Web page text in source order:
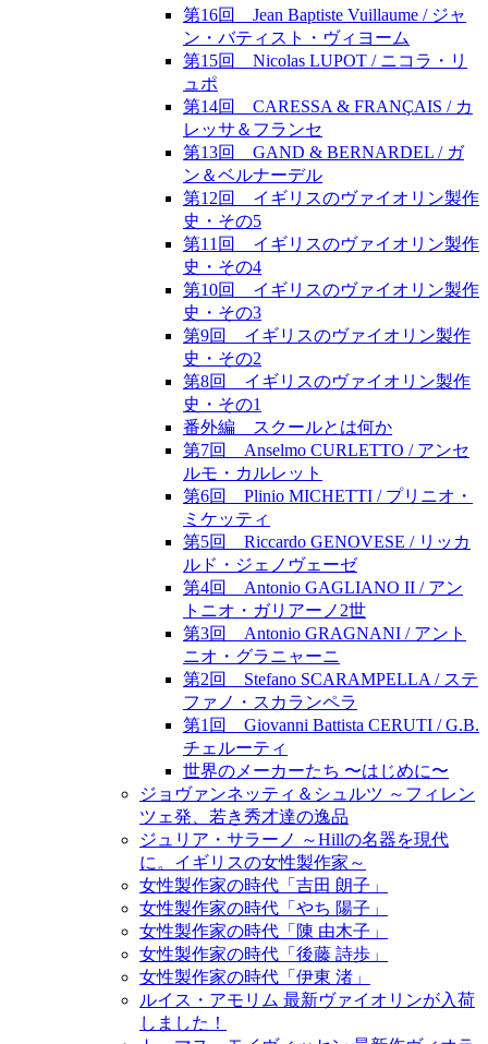
第16回 Jean Baptiste Vuillaume / ジャ
ン・バティスト・ヴィヨーム
第15回 Nicolas LUPOT / ニコラ・リ
ュポ
第14回 CARESSA & FRANÇAIS / カ
レッサ＆フランセ
第13回 GAND & BERNARDEL / ガ
ン＆ベルナーデル
第12回 イギリスのヴァイオリン製作
史・その5
第11回 イギリスのヴァイオリン製作
史・その4
第10回 イギリスのヴァイオリン製作
史・その3
第9回 イギリスのヴァイオリン製作
史・その2
第8回 イギリスのヴァイオリン製作
史・その1
番外編 スクールとは何か
第7回 Anselmo CURLETTO / アンセ
ルモ・カルレット
第6回 Plinio MICHETTI / プリニオ・
ミケッティ
第5回 Riccardo GENOVESE / リッカ
ルド・ジェノヴェーゼ
第4回 Antonio GAGLIANO II / アン
トニオ・ガリアーノ2世
第3回 Antonio GRAGNANI / アント
ニオ・グラニャーニ
第2回 Stefano SCARAMPELLA / ステ
ファノ・スカランペラ
第1回 Giovanni Battista CERUTI / G.B.
チェルーティ
世界のメーカーたち 〜はじめに〜
ジョヴァンネッティ＆シュルツ ～フィレン
ツェ発、若き秀才達の逸品
ジュリア・サラーノ ～Hillの名器を現代
に。イギリスの女性製作家～
女性製作家の時代「吉田 朗子」
女性製作家の時代「やち 陽子」
女性製作家の時代「陳 由木子」
女性製作家の時代「後藤 詩歩」
女性製作家の時代「伊東 渚」
ルイス・アモリム 最新ヴァイオリンが入荷
しました！